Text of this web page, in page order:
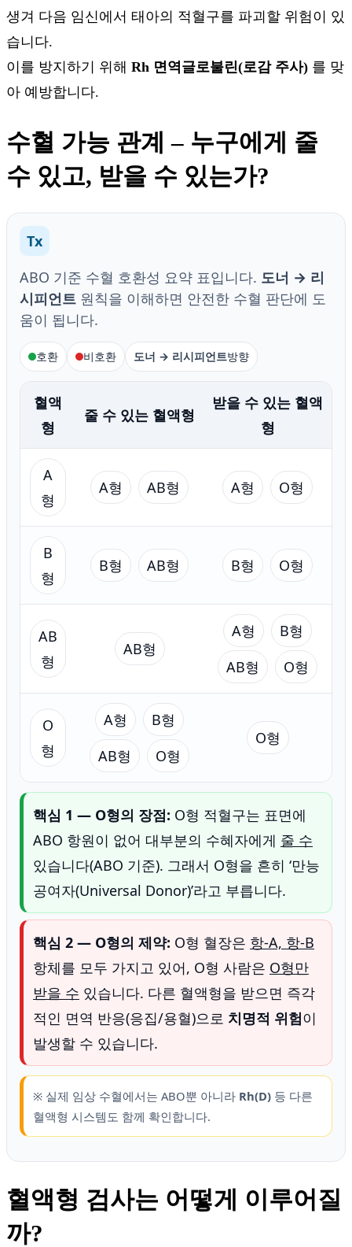
생겨 다음 임신에서 태아의 적혈구를 파괴할 위험이 있
습니다.
이를 방지하기 위해 Rh 면역글로불린(로감 주사) 를 맞
아 예방합니다.
수혈 가능 관계 – 누구에게 줄
수 있고, 받을 수 있는가?
Tx
ABO 기준 수혈 호환성 요약 표입니다. 도너 → 리
시피언트 원칙을 이해하면 안전한 수혈 판단에 도
움이 됩니다.
호환 비호환 도너 → 리시피언트방향
혈액
형
줄 수 있는 혈액형
받을 수 있는 혈액
형
A
형
A형 AB형 A형 O형
B
형
B형 AB형 B형 O형
AB
형
AB형
A형
B형
AB형
O형
O
형
A형
B형
AB형
O형
O형
핵심 1 — O형의 장점: O형 적혈구는 표면에
ABO 항원이 없어 대부분의 수혜자에게 줄 수
있습니다(ABO 기준). 그래서 O형을 흔히 ‘만능
공여자(Universal Donor)’라고 부릅니다.
핵심 2 — O형의 제약: O형 혈장은 항-A, 항-B
항체를 모두 가지고 있어, O형 사람은 O형만
받을 수 있습니다. 다른 혈액형을 받으면 즉각
적인 면역 반응(응집/용혈)으로 치명적 위험이
발생할 수 있습니다.
※ 실제 임상 수혈에서는 ABO뿐 아니라 Rh(D) 등 다른
혈액형 시스템도 함께 확인합니다.
혈액형 검사는 어떻게 이루어질
까?